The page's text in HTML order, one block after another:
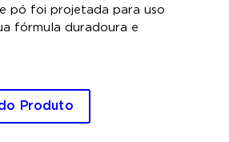
pó foi projetada para uso
fórmula duradoura e
Produto